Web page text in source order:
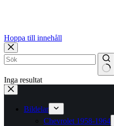
Hoppa till innehåll
Inga resultat
Bildelar
Chevrolet 1958-1964